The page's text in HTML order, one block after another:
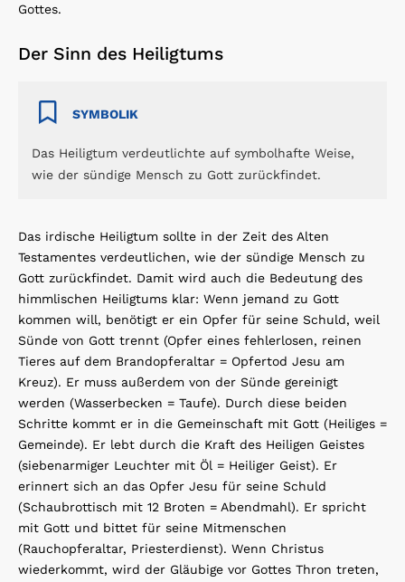
Gottes.
Der Sinn des Heiligtums
SYMBOLIK
Das Heiligtum verdeutlichte auf symbolhafte Weise,
wie der sündige Mensch zu Gott zurückfindet.
Das irdische Heiligtum sollte in der Zeit des Alten
Testamentes verdeutlichen, wie der sündige Mensch zu
Gott zurückfindet. Damit wird auch die Bedeutung des
himmlischen Heiligtums klar: Wenn jemand zu Gott
kommen will, benötigt er ein Opfer für seine Schuld, weil
Sünde von Gott trennt (Opfer eines fehlerlosen, reinen
Tieres auf dem Brandopferaltar = Opfertod Jesu am
Kreuz). Er muss außerdem von der Sünde gereinigt
werden (Wasserbecken = Taufe). Durch diese beiden
Schritte kommt er in die Gemeinschaft mit Gott (Heiliges =
Gemeinde). Er lebt durch die Kraft des Heiligen Geistes
(siebenarmiger Leuchter mit Öl = Heiliger Geist). Er
erinnert sich an das Opfer Jesu für seine Schuld
(Schaubrottisch mit 12 Broten = Abendmahl). Er spricht
mit Gott und bittet für seine Mitmenschen
(Rauchopferaltar, Priesterdienst). Wenn Christus
wiederkommt, wird der Gläubige vor Gottes Thron treten,